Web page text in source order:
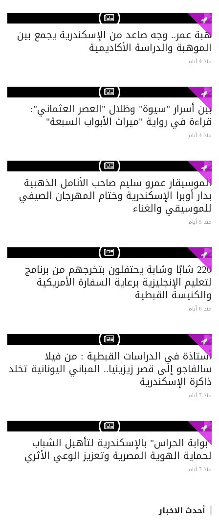
هبة عمر.. وجه صاعد من الإسكندرية يجمع بين
الموهبة والدراسة الأكاديمية
منذ 4 أيام
بين أسرار "سيوة" وظلال "العصر العثماني":
قراءة في رواية "ميراث الأبواب السبعة"
منذ 4 أيام
الموسيقار عمرو سليم صاحب الأنامل الذهبية
بدار أوبرا الإسكندرية وختام المهرجان الصيفي
للموسيقي والغناء
منذ 5 أيام
220 شابًا وشابة يحتفلون بتخرجهم من برنامج
لتعليم الإنجليزية برعاية السفارة الأمريكية
والكنيسة القبطية
منذ 6 أيام
أستاذة في الدراسات القبطية : من فيلا
سالفاجو إلى قصر زيزينيا.. المباني اليونانية تخلد
ذاكرة الإسكندرية
منذ 7 أيام
"بوابة الحراس" بالإسكندرية لتأهيل الشباب
لحماية الهوية المصرية وتعزيز الوعي الأثري
منذ 7 أيام
أحدث الاخبار